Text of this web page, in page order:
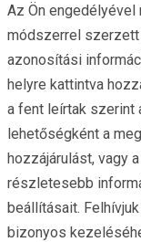
Az Ön
módszerrel
azonosítási
helyre kattintva
a fent leírtak szerint
lehetőségként a
hozzájárulást, vagy
részletesebb
beállításait.
bizonyos